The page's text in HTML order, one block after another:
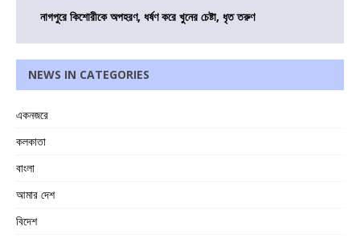
নাগপুরে কিশোরীকে অপহরণ, ধর্ষণ করে খুনের চেষ্টা, ধৃত তরুণ
NEWS IN CATEGORIES
একনজরে
কলকাতা
বাংলা
আমার দেশ
বিদেশ